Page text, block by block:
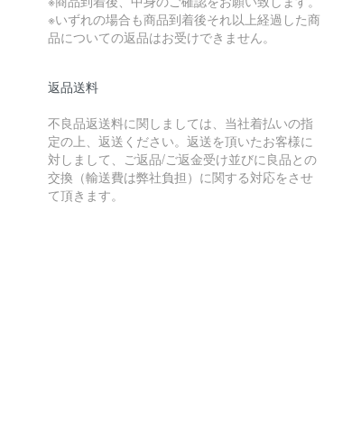
※いずれの場合も商品到着後それ以上経過した商
品についての返品はお受けできません。
返品送料
不良品返送料に関しましては、当社着払いの指
定の上、返送ください。返送を頂いたお客様に
対しまして、ご返品/ご返金受け並びに良品との
交換（輸送費は弊社負担）に関する対応をさせ
て頂きます。